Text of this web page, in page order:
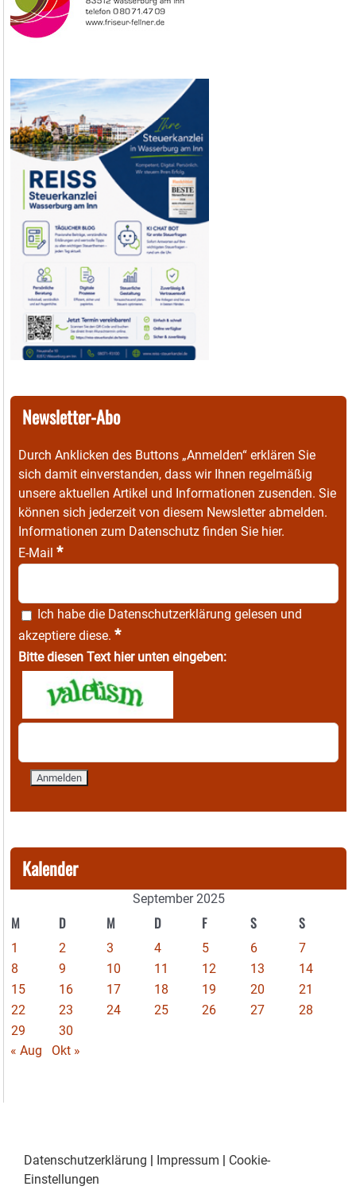
Newsletter-Abo
Durch Anklicken des Buttons „Anmelden“ erklären Sie
sich damit einverstanden, dass wir Ihnen regelmäßig
unsere aktuellen Artikel und Informationen zusenden. Sie
können sich jederzeit von diesem Newsletter abmelden.
Informationen zum Datenschutz finden Sie hier.
E-Mail *
Ich habe die Datenschutzerklärung gelesen und
akzeptiere diese. *
Bitte diesen Text hier unten eingeben:
Kalender
September 2025
M D M D F S S
1 2 3 4 5 6
7
8
9 10 11 12 13
14
15
16 17 18 19 20
21
22
23 24 25 26 27
28
29
30
« Aug
Okt »
Datenschutzerklärung Impressum
Cookie-
Einstellungen